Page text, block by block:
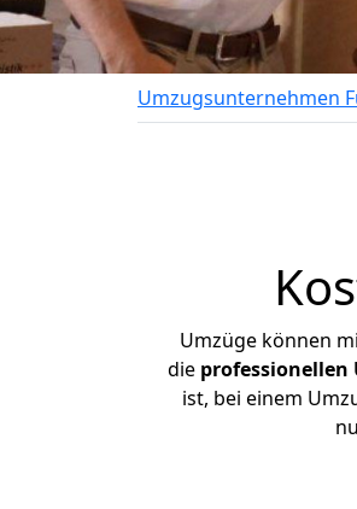
Umzugsunternehmen
Umzüge können
die professionellen
ist, bei einem